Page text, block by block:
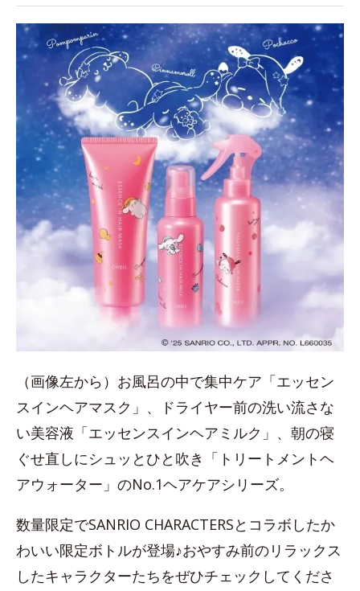
（画像左から）お風呂の中で集中ケア「エッセン
スインヘアマスク」、ドライヤー前の洗い流さな
い美容液「エッセンスインヘアミルク」、朝の寝
ぐせ直しにシュッとひと吹き「トリートメントヘ
アウォーター」のNo.1ヘアケアシリーズ。
数量限定でSANRIO CHARACTERSとコラボしたか
わいい限定ボトルが登場♪おやすみ前のリラックス
したキャラクターたちをぜひチェックしてくださ